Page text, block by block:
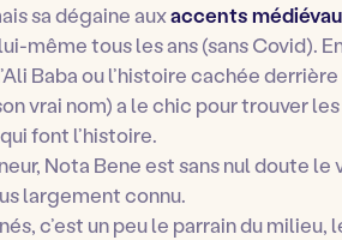
sa dégaine auxaccents
même tous les ans (sans Covid).
Baba ou l’histoire cachée
vrai nom) a le chic pour trouver
font l’histoire.
Nota Bene est sans nul doute le
largement connu.
c’est un peu le parrain du milieu,